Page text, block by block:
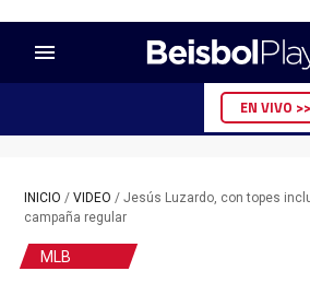
menu
EN VIVO >>
INICIO / VIDEO / Jesús Luzardo, con topes
campaña regular
MLB